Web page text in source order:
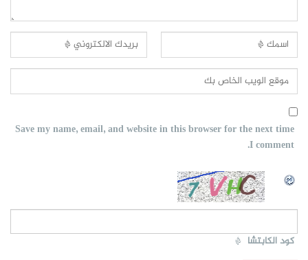
Save my name, email, and website in this browser for the next time
I comment.
كود الكابتشا *